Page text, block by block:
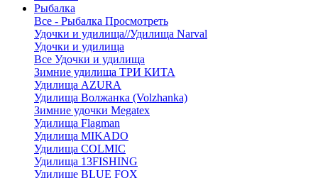
Рыбалка
Все - Рыбалка Просмотреть
Удочки и удилища//Удилища Narval
Удочки и удилища
Все Удочки и удилища
Зимние удилища ТРИ КИТА
Удилища AZURA
Удилища Волжанка (Volzhanka)
Зимние удочки Megatex
Удилища Flagman
Удилища MIKADO
Удилища COLMIC
Удилища 13FISHING
Удилище BLUE FOX